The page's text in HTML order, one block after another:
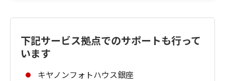
下記サービス拠点でのサポートも行って
います
キヤノンフォトハウス銀座